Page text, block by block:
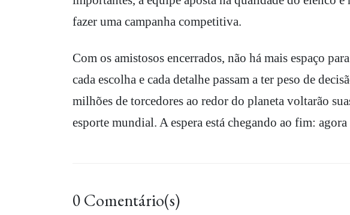
fazer uma campanha competitiva.
Com os amistosos encerrados, não há mais espaço
cada escolha e cada detalhe passam a ter peso de
milhões de torcedores ao redor do planeta voltarão
esporte mundial. A espera está chegando ao fim:
0 Comentário(s)